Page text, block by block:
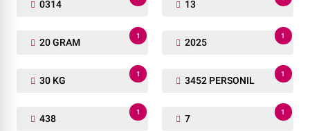
0314 13
20 GRAM
1
2025
1
30 KG
1
3452 PERSONIL
1
438
1
7
1